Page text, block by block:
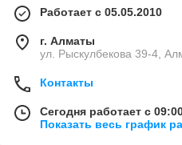
Работает с 05.05.2010
г. Алматы
ул. Рыскулбекова 39-4,
Контакты
Сегодня работает с
Показать весь график